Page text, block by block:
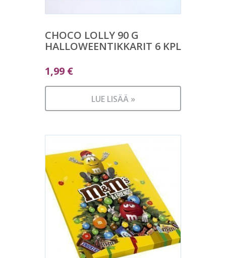
CHOCO LOLLY 90 G
HALLOWEENTIKKARIT 6 KPL
1,99 €
LUE LISÄÄ »